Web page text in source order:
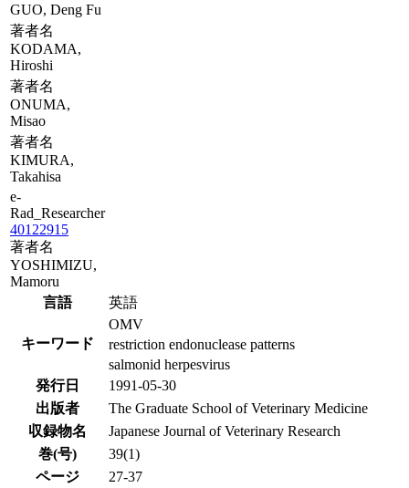
GUO, Deng Fu
著者名
KODAMA,
Hiroshi
著者名
ONUMA,
Misao
著者名
KIMURA,
Takahisa
e-
Rad_Researcher
40122915
著者名
YOSHIMIZU,
Mamoru
言語
英語
キーワード
OMV
restriction endonuclease patterns
salmonid herpesvirus
発行日
1991-05-30
出版者
The Graduate School of Veterinary Medicine
収録物名
Japanese Journal of Veterinary Research
巻(号)
39(1)
ページ
27-37